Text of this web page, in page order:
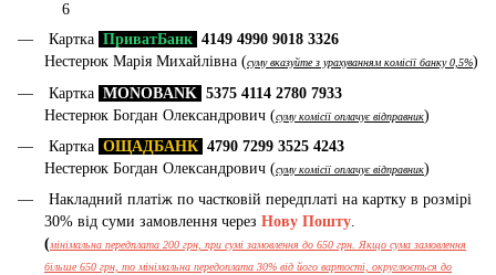
6
Картка ПриватБанк 4149 4990 9018 3326
Нестерюк Марія Михайлівна (суму вказуйте з урахуванням комісії банку 0,5%)
Картка MONOBANK 5375 4114 2780 7933
Нестерюк Богдан Олександрович (суму комісії оплачує відправник)
Картка ОЩАДБАНК 4790 7299 3525 4243
Нестерюк Богдан Олександрович (суму комісії оплачує відправник)
Накладний платіж по частковій передплаті на картку в розмірі
30% від суми замовлення через Нову Пошту.
(мінімальна передплата 200 грн, при сумі замовлення до 650 грн. Якщо сума замовлення
більше 650 грн, то мінімальна передоплата 30% від його вартості, округлюється до